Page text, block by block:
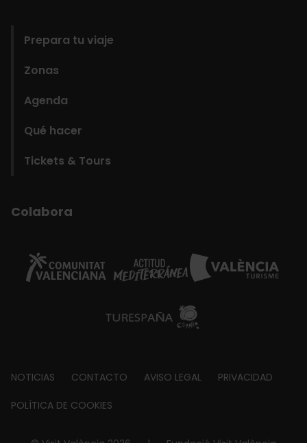
Prepara tu viaje
Zonas
Agenda
Qué hacer
Tickets & Tours
Colabora
Footer
about
NOTICIAS CONTACTO AVISO LEGAL PRIVACIDAD
POLÍTICA DE COOKIES